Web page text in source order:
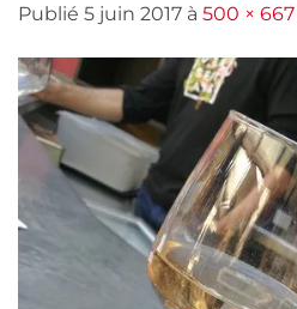
Publié 5 juin 2017 à 500 × 667